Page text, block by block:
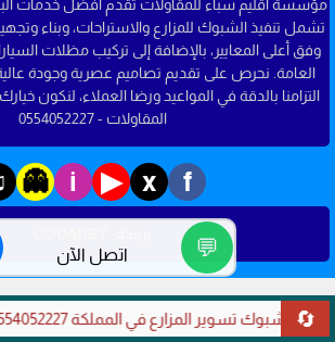
مؤسسة اقليم سباء للمقاولات تقدم أفضل خدمات
تشمل تنفيذ الشبوك للمزارع والاستراحات، وبناء
وفق أعلى المعايير، بالإضافة إلى تركيب مظلات
العامة. نحرص على تقديم تصاميم عصرية وجودة
التزامنا بالدقة في المواعيد ورضا العملاء، لنكون
المقاولات - 0554052227
f
x
▶
i
👻
💬 اتصل الآن
🔄🔗 شبوك تسوير المزارع في المملكة 0554052227